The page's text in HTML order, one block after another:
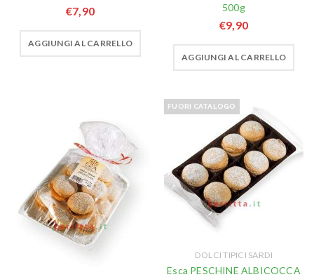
€7,90
AGGIUNGI AL CARRELLO
500g
€9,90
AGGIUNGI AL CARRELLO
FUORI CATALOGO
DOLCI TIPICI SARDI
Esca PESCHINE ALBICOCCA